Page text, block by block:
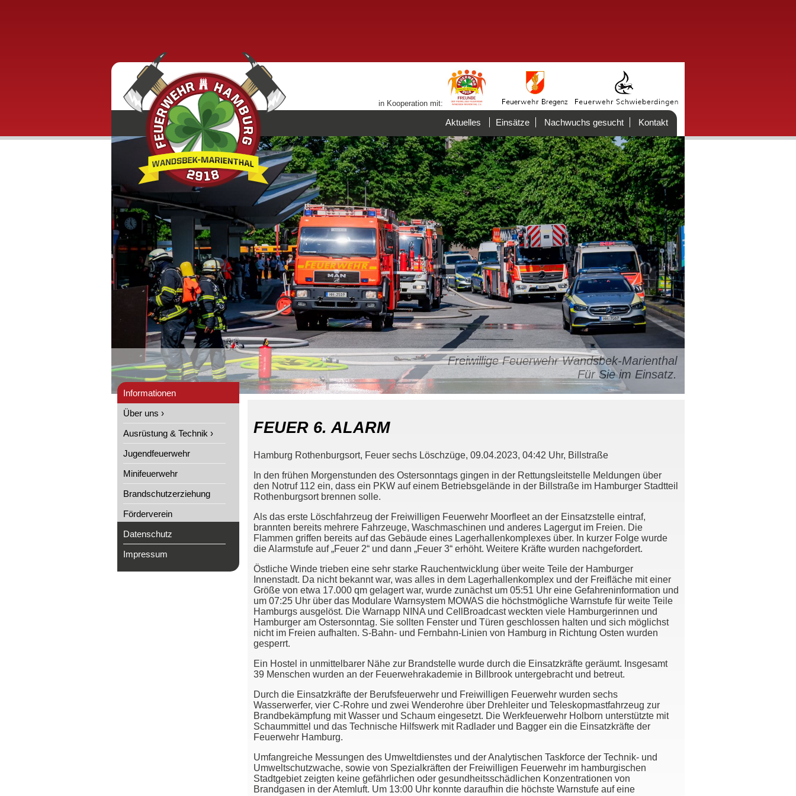
in Kooperation mit:
Aktuelles Einsätze Nachwuchs gesucht Kontakt
Freiwillige Feuerwehr Wandsbek-Marienthal
Für Sie im Einsatz.
Informationen
Über uns ›
Ausrüstung & Technik ›
Jugendfeuerwehr
Minifeuerwehr
Brandschutzerziehung
Förderverein
Datenschutz
Impressum
FEUER 6. ALARM
Hamburg Rothenburgsort, Feuer sechs Löschzüge, 09.04.2023, 04:42 Uhr, Billstraße
In den frühen Morgenstunden des Ostersonntags gingen in der Rettungsleitstelle Meldungen über
den Notruf 112 ein, dass ein PKW auf einem Betriebsgelände in der Billstraße im Hamburger Stadtteil
Rothenburgsort brennen solle.
Als das erste Löschfahrzeug der Freiwilligen Feuerwehr Moorfleet an der Einsatzstelle eintraf,
brannten bereits mehrere Fahrzeuge, Waschmaschinen und anderes Lagergut im Freien. Die
Flammen griffen bereits auf das Gebäude eines Lagerhallenkomplexes über. In kurzer Folge wurde
die Alarmstufe auf „Feuer 2“ und dann „Feuer 3“ erhöht. Weitere Kräfte wurden nachgefordert.
Östliche Winde trieben eine sehr starke Rauchentwicklung über weite Teile der Hamburger
Innenstadt. Da nicht bekannt war, was alles in dem Lagerhallenkomplex und der Freifläche mit einer
Größe von etwa 17.000 qm gelagert war, wurde zunächst um 05:51 Uhr eine Gefahreninformation und
um 07:25 Uhr über das Modulare Warnsystem MOWAS die höchstmögliche Warnstufe für weite Teile
Hamburgs ausgelöst. Die Warnapp NINA und CellBroadcast weckten viele Hamburgerinnen und
Hamburger am Ostersonntag. Sie sollten Fenster und Türen geschlossen halten und sich möglichst
nicht im Freien aufhalten. S-Bahn- und Fernbahn-Linien von Hamburg in Richtung Osten wurden
gesperrt.
Ein Hostel in unmittelbarer Nähe zur Brandstelle wurde durch die Einsatzkräfte geräumt. Insgesamt
39 Menschen wurden an der Feuerwehrakademie in Billbrook untergebracht und betreut.
Durch die Einsatzkräfte der Berufsfeuerwehr und Freiwilligen Feuerwehr wurden sechs
Wasserwerfer, vier C-Rohre und zwei Wenderohre über Drehleiter und Teleskopmastfahrzeug zur
Brandbekämpfung mit Wasser und Schaum eingesetzt. Die Werkfeuerwehr Holborn unterstützte mit
Schaummittel und das Technische Hilfswerk mit Radlader und Bagger ein die Einsatzkräfte der
Feuerwehr Hamburg.
Umfangreiche Messungen des Umweltdienstes und der Analytischen Taskforce der Technik- und
Umweltschutzwache, sowie von Spezialkräften der Freiwilligen Feuerwehr im hamburgischen
Stadtgebiet zeigten keine gefährlichen oder gesundheitsschädlichen Konzentrationen von
Brandgasen in der Atemluft. Um 13:00 Uhr konnte daraufhin die höchste Warnstufe auf eine